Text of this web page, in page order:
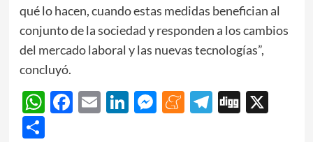
qué lo hacen, cuando estas medidas benefician al
conjunto de la sociedad y responden a los cambios
del mercado laboral y las nuevas tecnologías”,
concluyó.
WhatsApp
Facebook
EmailLinkedIn
Messenger
Meneame
Telegram
Digg
X
Share